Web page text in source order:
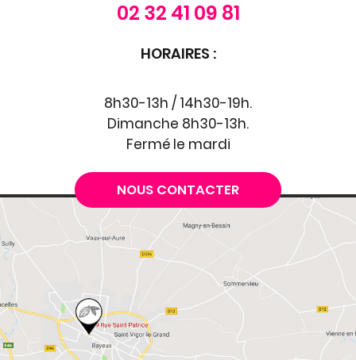
02 32 41 09 81
HORAIRES :
8h30-13h / 14h30-19h.
Dimanche 8h30-13h.
Fermé le mardi
NOUS CONTACTER